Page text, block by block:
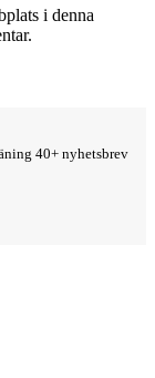
i denna
40+ nyhetsbrev